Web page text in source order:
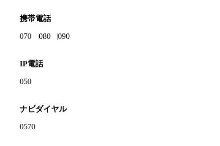
携帯電話
070 080 090
IP電話
050
ナビダイヤル
0570